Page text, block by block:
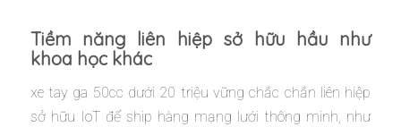
Tiềm năng liên hiệp sở hữu hầu như
khoa học khác
xe tay ga 50cc dưới 20 triệu vững chắc chắn liên hiệp
sở hữu IoT để ship hàng mạng lưới thông minh, như